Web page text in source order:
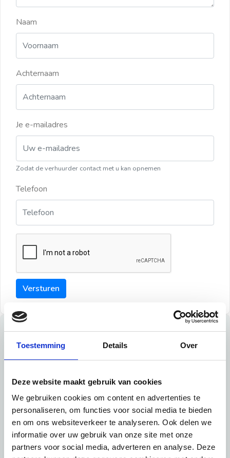
Toestemming Details Over
Deze website maakt gebruik van cookies
We gebruiken cookies om content en advertenties te
personaliseren, om functies voor social media te bieden
en om ons websiteverkeer te analyseren. Ook delen we
informatie over uw gebruik van onze site met onze
partners voor social media, adverteren en analyse. Deze
Naam
Achternaam
Je e-mailadres
Zodat de verhuurder contact met u kan opnemen
Telefoon
Versturen
Tips
Tip 1:
Schrijf een duidelijke introductie en geef de volgende
informatie mee:
Ben je student, werkachtig of werkzoekend